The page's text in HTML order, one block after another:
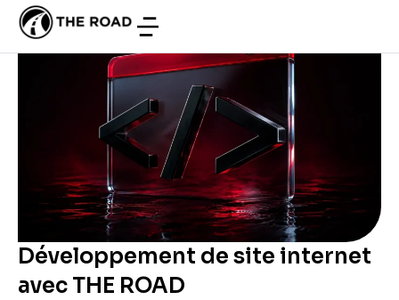
Développement de site internet
avec THE ROAD